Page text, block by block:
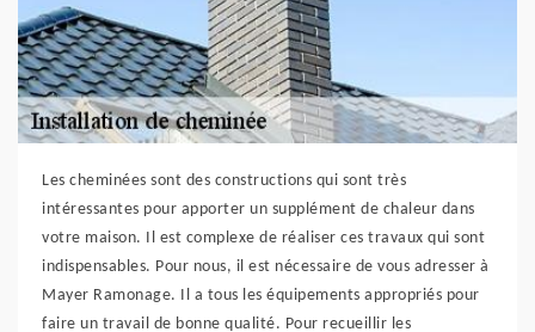
Les cheminées sont des constructions qui sont très
intéressantes pour apporter un supplément de chaleur dans
votre maison. Il est complexe de réaliser ces travaux qui sont
indispensables. Pour nous, il est nécessaire de vous adresser à
Mayer Ramonage. Il a tous les équipements appropriés pour
faire un travail de bonne qualité. Pour recueillir les